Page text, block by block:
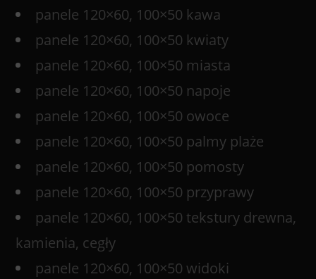
panele 120×60, 100×50 kawa
panele 120×60, 100×50 kwiaty
panele 120×60, 100×50 miasta
panele 120×60, 100×50 napoje
panele 120×60, 100×50 owoce
panele 120×60, 100×50 palmy plaże
panele 120×60, 100×50 pomosty
panele 120×60, 100×50 przyprawy
panele 120×60, 100×50 tekstury drewna,
kamienia, cegły
panele 120×60, 100×50 widoki